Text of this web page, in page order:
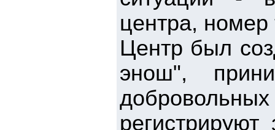
центра,
Центр был
энош",